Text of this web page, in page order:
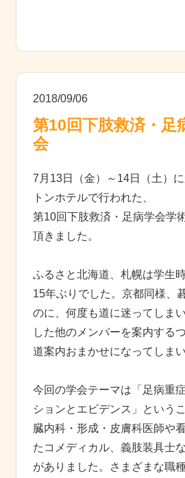
2018/09/06
第10回下肢救済・足
会
7月13日（金）～14日（土）
トンホテルで行われた、
第10回下肢救済・足病学会学
頂きました。
ふるさと北海道、札幌は学生
15年ぶりでした。京都同様、
のに、何度も道に迷ってしま
した他のメンバーを案内する
道案内おまかせになってしまい
今回の学会テーマは「足病重
ションとエビデンス」という
臓内科・形成・皮膚科医師や
たコメディカル、義肢装具士
がありました。さまざまな職